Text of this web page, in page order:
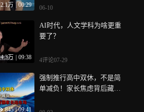
2.1万 | 00:29 06-10
4.3万 09:38
AI时代，人文学科为啥更重
要了？
4评论07-29
845 | 09:41
强制推行高中双休，不是简
单减负！家长焦虑背后藏着